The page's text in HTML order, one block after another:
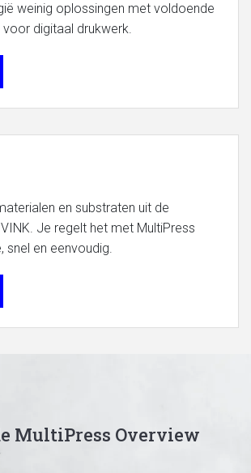
weinig oplossingen met voldoende
digitaal drukwerk.
en substraten uit de
Je regelt het met MultiPress
snel en eenvoudig.
MultiPress Overview